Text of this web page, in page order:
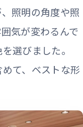
照明の角度や照
気が変わるんで
選びました。
て、ベストな形